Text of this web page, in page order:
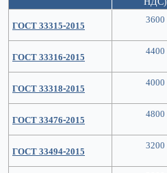
ГОСТ 33315-2015 3600
ГОСТ 33316-2015 4400
ГОСТ 33318-2015 4000
ГОСТ 33476-2015 4800
ГОСТ 33494-2015 3200